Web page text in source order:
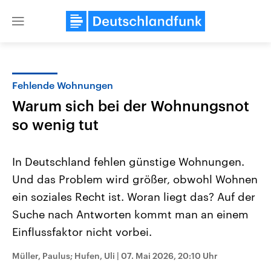
Close
Landtagswahl Sachsen-Anhalt
2026
Alle Informationen
Landtag. Seit 2021 wird das
USA
Aktuelle Beiträge,
den mächtigsten Ländern
Fehlende Wohnungen
Warum sich bei der Wohnungsnot
so wenig tut
In Deutschland fehlen günstige Wohnungen.
Und das Problem wird größer, obwohl Wohnen
ein soziales Recht ist. Woran liegt das? Auf der
Suche nach Antworten kommt man an einem
Einflussfaktor nicht vorbei.
Müller, Paulus; Hufen, Uli | 07. Mai 2026, 20:10 Uhr